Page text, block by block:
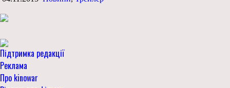
Підтримка редакції
Реклама
Про kinowar